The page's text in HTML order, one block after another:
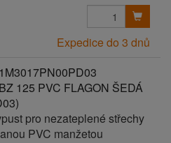
Expedice do 3 dnů
125 PVC FLAGON ŠEDÁ
pro nezateplené střechy
PVC manžetou